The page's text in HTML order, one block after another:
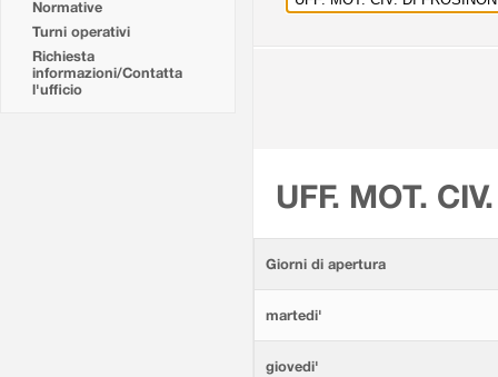
Normative
Turni operativi
Richiesta
informazioni/Contatta
l'ufficio
UFF. MOT.
Giorni di apertura
martedi'
giovedi'